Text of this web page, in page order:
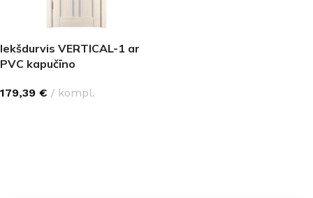
Iekšdurvis VERTICAL-1 ar
PVC kapučīno
179,39 € kompl.